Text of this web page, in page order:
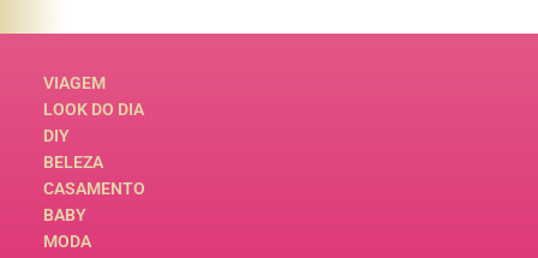
VIAGEM
LOOK DO DIA
DIY
BELEZA
CASAMENTO
BABY
MODA